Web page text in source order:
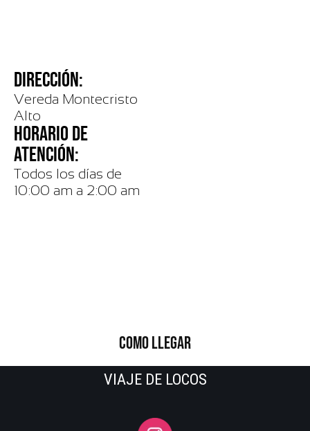
DIRECCIÓN:
Vereda Montecristo
Alto
HORARIO DE
ATENCIÓN:
Todos los días de
10:00 am a 2:00 am
COMO LLEGAR
VIAJE DE LOCOS